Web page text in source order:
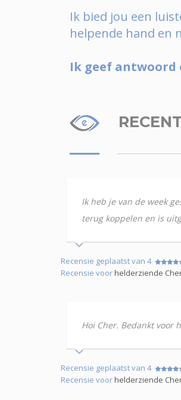
Ik bied jou een
helpende hand en
Ik geef antwoord
Ik heb je van de week
terug koppelen en is
Recensie geplaatst van 4
Recensie voorhelderziende
Hoi Cher. Bedankt voor
Recensie geplaatst van 4
Recensie voorhelderziende